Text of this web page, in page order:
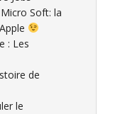
Micro Soft: la
: Les
de
le